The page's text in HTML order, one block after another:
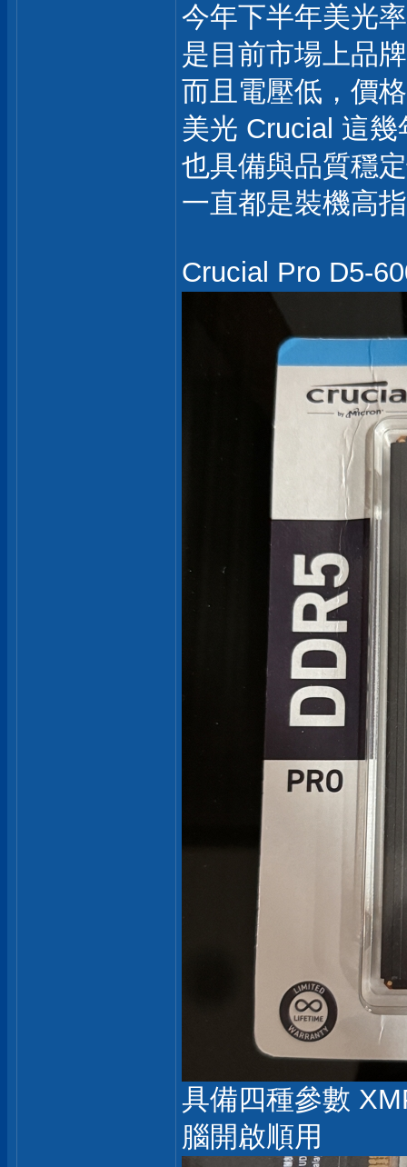
今年下半年美光
是目前市場上品
而且電壓低，價
美光 Crucial 這
也具備與品質穩
一直都是裝機高
Crucial Pro D5-
具備四種參數
腦開啟順用